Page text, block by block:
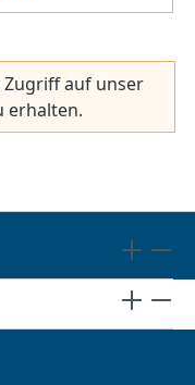
Zugriff auf unser
erhalten.